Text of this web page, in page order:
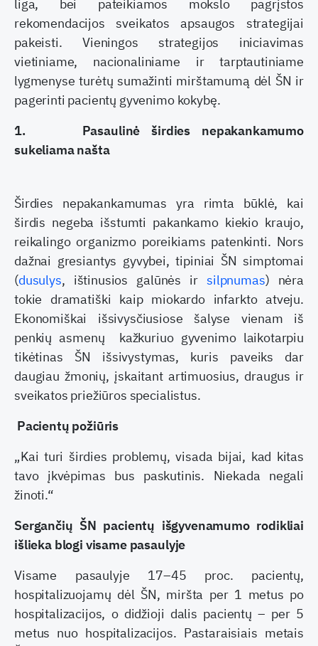
liga, bei pateikiamos mokslo pagrįstos
rekomendacijos sveikatos apsaugos strategijai
pakeisti. Vieningos strategijos iniciavimas
vietiniame, nacionaliniame ir tarptautiniame
lygmenyse turėtų sumažinti mirštamumą dėl ŠN ir
pagerinti pacientų gyvenimo kokybę.
1. Pasaulinė širdies nepakankamumo
sukeliama našta
Širdies nepakankamumas yra rimta būklė, kai
širdis negeba išstumti pakankamo kiekio kraujo,
reikalingo organizmo poreikiams patenkinti. Nors
dažnai gresiantys gyvybei, tipiniai ŠN simptomai
(dusulys, ištinusios galūnės irsilpnumas) nėra
tokie dramatiški kaip miokardo infarkto atveju.
Ekonomiškai išsivysčiusiose šalyse vienam iš
penkių asmenų kažkuriuo gyvenimo laikotarpiu
tikėtinas ŠN išsivystymas, kuris paveiks dar
daugiau žmonių, įskaitant artimuosius, draugus ir
sveikatos priežiūros specialistus.
Pacientų požiūris
„Kai turi širdies problemų, visada bijai, kad kitas
tavo įkvėpimas bus paskutinis. Niekada negali
žinoti.“
Sergančių ŠN pacientų išgyvenamumo rodikliai
išlieka blogi visame pasaulyje
Visame pasaulyje 17–45 proc. pacientų,
hospitalizuojamų dėl ŠN, miršta per 1 metus po
hospitalizacijos, o didžioji dalis pacientų – per 5
metus nuo hospitalizacijos. Pastaraisiais metais